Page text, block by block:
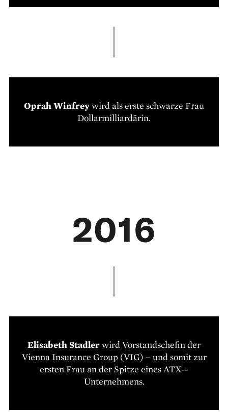
Oprah Winfreywird ­als erste schwarze Frau
Dollarmilliardärin.
Elisabeth Stadlerwird Vorstandschefin der
Vienna Insurance Group (VIG) – und somit zur
ersten Frau an der Spitze eines ATX-­
Unternehmens.